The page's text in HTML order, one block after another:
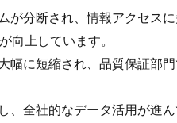
が分断され、情報アクセス
向上しています。
幅に短縮され、品質保証部
全社的なデータ活用が進ん